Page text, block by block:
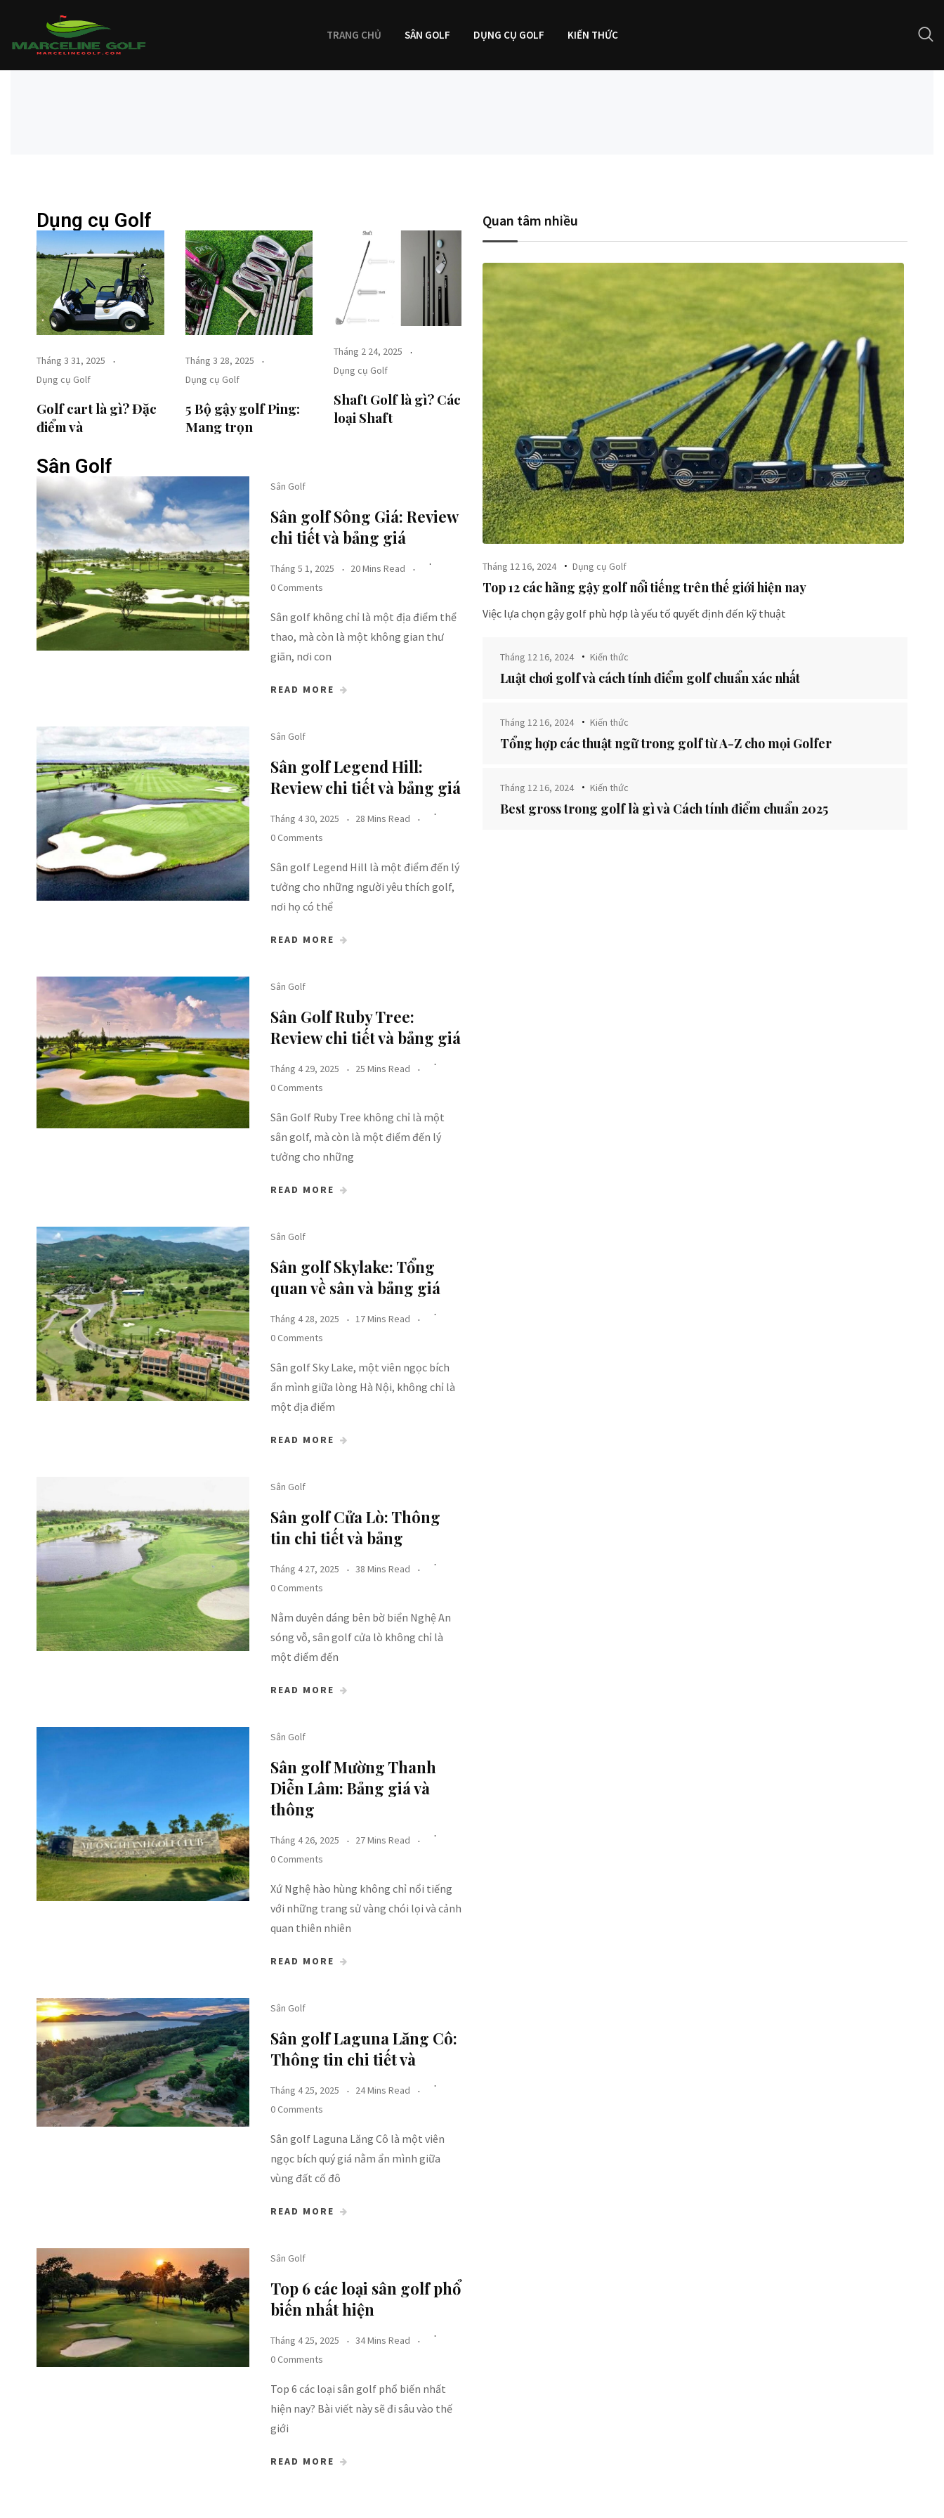
TRANG CHỦ SÂN GOLF DỤNG CỤ GOLF KIẾN THỨC
Dụng cụ Golf
Tháng 3 31, 2025
Dụng cụ Golf
Golf cart là gì? Đặc
điểm và
Tháng 3 28, 2025
Dụng cụ Golf
5 Bộ gậy golf Ping​:
Mang trọn
Tháng 2 24, 2025
Dụng cụ Golf
Shaft Golf là gì? Các
loại Shaft
Sân Golf
Sân Golf
Sân golf Sông Giá​: Review
chi tiết và bảng giá
Tháng 5 1, 2025
20 Mins Read
0 Comments
Sân golf không chỉ là một địa điểm thể
thao, mà còn là một không gian thư
giãn, nơi con
READ MORE
Sân Golf
Sân golf Legend Hill​:
Review chi tiết và bảng giá
Tháng 4 30, 2025
28 Mins Read
0 Comments
Sân golf Legend Hill là một điểm đến lý
tưởng cho những người yêu thích golf,
nơi họ có thể
READ MORE
Sân Golf
Sân Golf Ruby Tree:
Review chi tiết và bảng giá
Tháng 4 29, 2025
25 Mins Read
0 Comments
Sân Golf Ruby Tree không chỉ là một
sân golf, mà còn là một điểm đến lý
tưởng cho những
READ MORE
Sân Golf
Sân golf Skylake: Tổng
quan về sân và bảng giá
Tháng 4 28, 2025
17 Mins Read
0 Comments
Sân golf Sky Lake, một viên ngọc bích
ẩn mình giữa lòng Hà Nội, không chỉ là
một địa điểm
READ MORE
Sân Golf
Sân golf Cửa Lò​: Thông
tin chi tiết và bảng
Tháng 4 27, 2025
38 Mins Read
0 Comments
Nằm duyên dáng bên bờ biển Nghệ An
sóng vỗ, sân golf cửa lò không chỉ là
một điểm đến
READ MORE
Sân Golf
Sân golf Mường Thanh
Diễn Lâm​: Bảng giá và
thông
Tháng 4 26, 2025
27 Mins Read
0 Comments
Xứ Nghệ hào hùng không chỉ nổi tiếng
với những trang sử vàng chói lọi và cảnh
quan thiên nhiên
READ MORE
Sân Golf
Sân golf Laguna Lăng Cô:
Thông tin chi tiết và
Tháng 4 25, 2025
24 Mins Read
0 Comments
Sân golf Laguna Lăng Cô là một viên
ngọc bích quý giá nằm ẩn mình giữa
vùng đất cố đô
READ MORE
Sân Golf
Top 6 các loại sân golf​ phổ
biến nhất hiện
Tháng 4 25, 2025
34 Mins Read
0 Comments
Top 6 các loại sân golf​ phổ biến nhất
hiện nay? Bài viết này sẽ đi sâu vào thế
giới
READ MORE
Quan tâm nhiều
Tháng 12 16, 2024 Dụng cụ Golf
Top 12 các hãng gậy golf nổi tiếng trên thế giới hiện nay
Việc lựa chọn gậy golf phù hợp là yếu tố quyết định đến kỹ thuật
Tháng 12 16, 2024 Kiến thức
Luật chơi golf và cách tính điểm golf chuẩn xác nhất
Tháng 12 16, 2024 Kiến thức
Tổng hợp các thuật ngữ trong golf từ A-Z cho mọi Golfer
Tháng 12 16, 2024 Kiến thức
Best gross trong golf là gì và Cách tính điểm chuẩn 2025